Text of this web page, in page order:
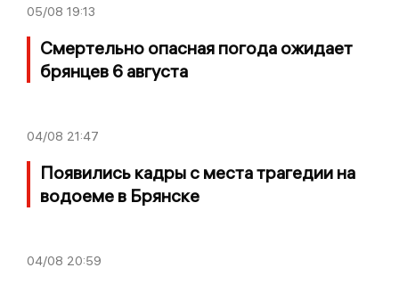
05/08 19:13
Смертельно опасная погода ожидает
брянцев 6 августа
04/08 21:47
Появились кадры с места трагедии на
водоеме в Брянске
04/08 20:59